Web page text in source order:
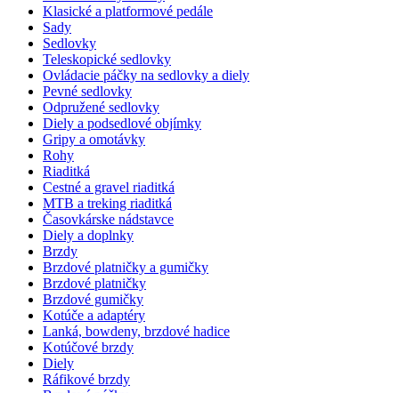
Klasické a platformové pedále
Sady
Sedlovky
Teleskopické sedlovky
Ovládacie páčky na sedlovky a diely
Pevné sedlovky
Odpružené sedlovky
Diely a podsedlové objímky
Gripy a omotávky
Rohy
Riaditká
Cestné a gravel riaditká
MTB a treking riaditká
Časovkárske nádstavce
Diely a doplnky
Brzdy
Brzdové platničky a gumičky
Brzdové platničky
Brzdové gumičky
Kotúče a adaptéry
Lanká, bowdeny, brzdové hadice
Kotúčové brzdy
Diely
Ráfikové brzdy